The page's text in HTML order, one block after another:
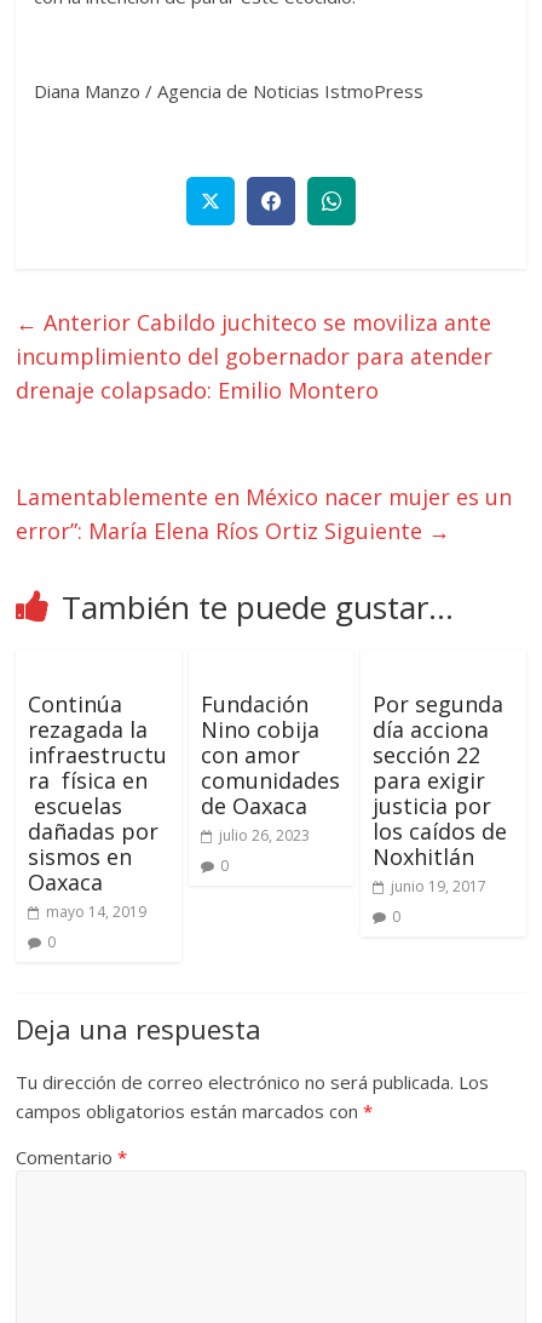
Diana Manzo / Agencia de Noticias IstmoPress
← Anterior Cabildo juchiteco se moviliza ante
incumplimiento del gobernador para atender
drenaje colapsado: Emilio Montero
Lamentablemente en México nacer mujer es un
error”: María Elena Ríos Ortiz Siguiente →
También te puede gustar...
Continúa
rezagada la
infraestructu
ra física en
escuelas
dañadas por
sismos en
Oaxaca
mayo 14, 2019
0
Fundación
Nino cobija
con amor
comunidades
de Oaxaca
julio 26, 2023
0
Por segunda
día acciona
sección 22
para exigir
justicia por
los caídos de
Noxhitlán
junio 19, 2017
0
Deja una respuesta
Tu dirección de correo electrónico no será publicada. Los
campos obligatorios están marcados con*
Comentario*